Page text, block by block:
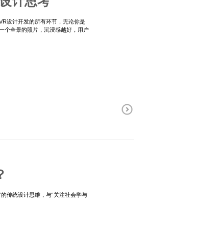
设计开发的所有环节，无论你是
个全景的照片，沉浸感越好，用户
传统设计思维，与“关注社会学与